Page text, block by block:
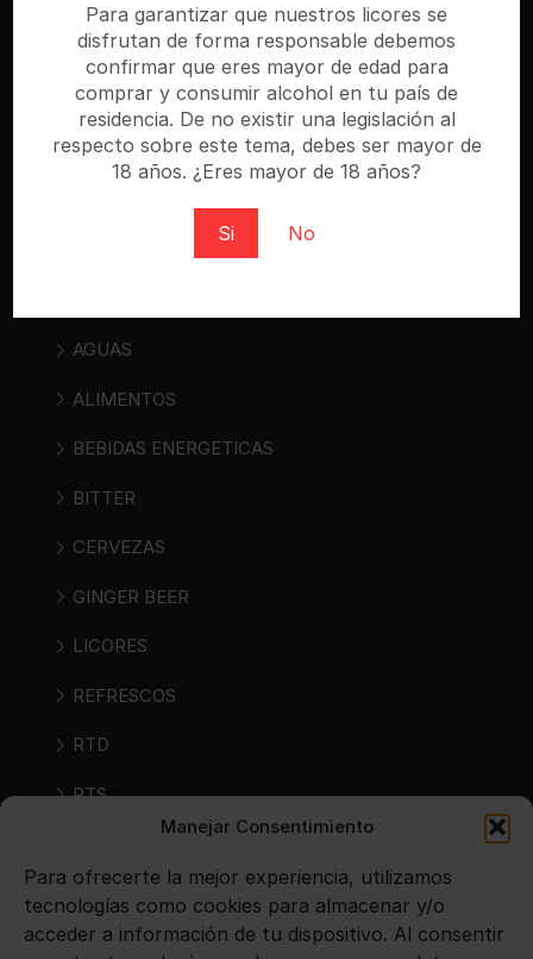
Manejar Consentimiento
Para ofrecerte la mejor experiencia, utilizamos
tecnologías como cookies para almacenar y/o
acceder a información de tu dispositivo. Al consentir
Para garantizar que nuestros licores se
disfrutan de forma responsable debemos
confirmar que eres mayor de edad para
comprar y consumir alcohol en tu país de
residencia. De no existir una legislación al
respecto sobre este tema, debes ser mayor de
18 años. ¿Eres mayor de 18 años?
Si No
Bebidasencasa.com es una tienda online
especializada donde puedes comprar cerveza,
vino, sidra, bebidas espirituosas y bebidas «ready
to drink». Regístrate y compra al mejor precio.
AGUAS
ALIMENTOS
BEBIDAS ENERGETICAS
BITTER
CERVEZAS
GINGER BEER
LICORES
REFRESCOS
RTD
RTS
VINOS